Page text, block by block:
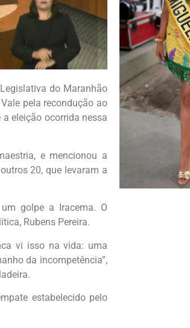
do Maranhão
pela recondução ao
eleição ocorrida nessa
e mencionou a
20, que levaram a
golpe a Iracema. O
Rubens Pereira.
vi isso na vida: uma
da incompetência”,
estabelecido pelo